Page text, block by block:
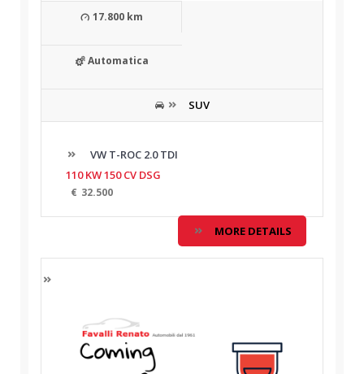
17.800 km
Automatica
SUV
VW T-ROC 2.0 TDI
110 KW 150 CV DSG
€ 32.500
MORE DETAILS